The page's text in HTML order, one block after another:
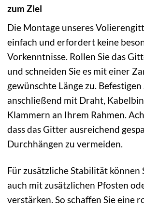
zum Ziel
Die Montage unseres
einfach und erfordert keine
Vorkenntnisse. Rollen Sie das
und schneiden Sie es mit einer
gewünschte Länge zu. Befestigen
anschließend mit Draht,
Klammern an Ihrem Rahmen.
dass das Gitter ausreichend
Durchhängen zu vermeiden.
Für zusätzliche Stabilität können
auch mit zusätzlichen Pfosten
verstärken. So schaffen Sie eine